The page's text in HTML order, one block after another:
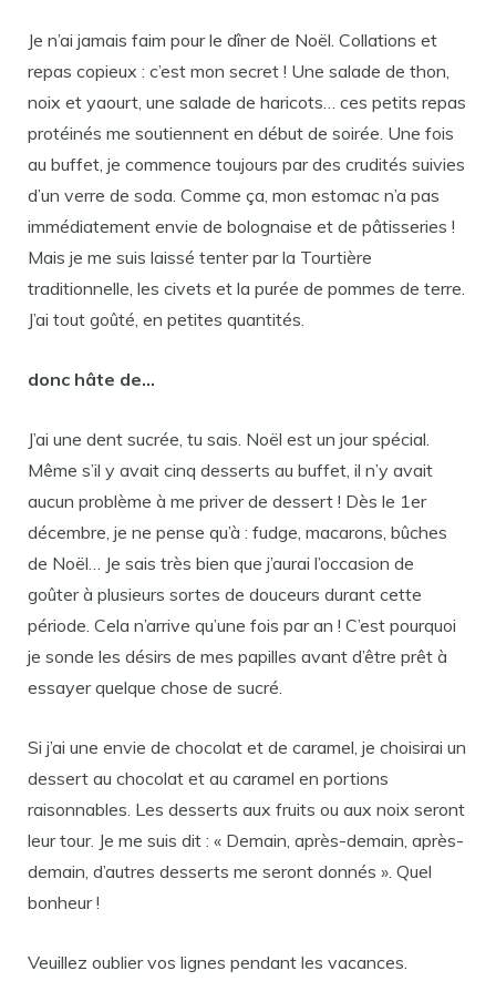
Je n’ai jamais faim pour le dîner de Noël. Collations et
repas copieux : c’est mon secret ! Une salade de thon,
noix et yaourt, une salade de haricots… ces petits repas
protéinés me soutiennent en début de soirée. Une fois
au buffet, je commence toujours par des crudités suivies
d’un verre de soda. Comme ça, mon estomac n’a pas
immédiatement envie de bolognaise et de pâtisseries !
Mais je me suis laissé tenter par la Tourtière
traditionnelle, les civets et la purée de pommes de terre.
J’ai tout goûté, en petites quantités.
donc hâte de…
J’ai une dent sucrée, tu sais. Noël est un jour spécial.
Même s’il y avait cinq desserts au buffet, il n’y avait
aucun problème à me priver de dessert ! Dès le 1er
décembre, je ne pense qu’à : fudge, macarons, bûches
de Noël… Je sais très bien que j’aurai l’occasion de
goûter à plusieurs sortes de douceurs durant cette
période. Cela n’arrive qu’une fois par an ! C’est pourquoi
je sonde les désirs de mes papilles avant d’être prêt à
essayer quelque chose de sucré.
Si j’ai une envie de chocolat et de caramel, je choisirai un
dessert au chocolat et au caramel en portions
raisonnables. Les desserts aux fruits ou aux noix seront
leur tour. Je me suis dit : « Demain, après-demain, après-
demain, d’autres desserts me seront donnés ». Quel
bonheur !
Veuillez oublier vos lignes pendant les vacances.